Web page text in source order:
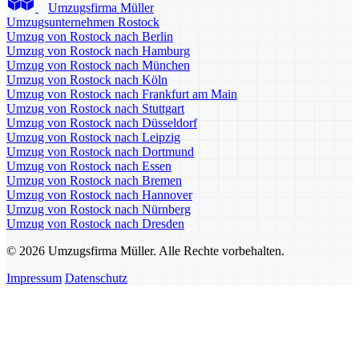
Umzugsfirma Müller
Umzugsunternehmen Rostock
Umzug von Rostock nach Berlin
Umzug von Rostock nach Hamburg
Umzug von Rostock nach München
Umzug von Rostock nach Köln
Umzug von Rostock nach Frankfurt am Main
Umzug von Rostock nach Stuttgart
Umzug von Rostock nach Düsseldorf
Umzug von Rostock nach Leipzig
Umzug von Rostock nach Dortmund
Umzug von Rostock nach Essen
Umzug von Rostock nach Bremen
Umzug von Rostock nach Hannover
Umzug von Rostock nach Nürnberg
Umzug von Rostock nach Dresden
© 2026 Umzugsfirma Müller. Alle Rechte vorbehalten.
Impressum Datenschutz